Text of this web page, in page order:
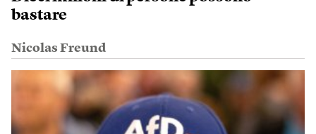
bastare
Nicolas Freund